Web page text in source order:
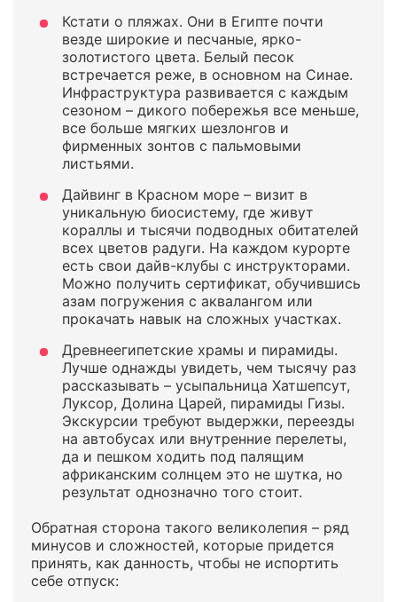
Кстати о пляжах. Они в Египте почти
везде широкие и песчаные, ярко-
золотистого цвета. Белый песок
встречается реже, в основном на Синае.
Инфраструктура развивается с каждым
сезоном – дикого побережья все меньше,
все больше мягких шезлонгов и
фирменных зонтов с пальмовыми
листьями.
Дайвинг в Красном море – визит в
уникальную биосистему, где живут
кораллы и тысячи подводных обитателей
всех цветов радуги. На каждом курорте
есть свои дайв-клубы с инструкторами.
Можно получить сертификат, обучившись
азам погружения с аквалангом или
прокачать навык на сложных участках.
Древнеегипетские храмы и пирамиды.
Лучше однажды увидеть, чем тысячу раз
рассказывать – усыпальница Хатшепсут,
Луксор, Долина Царей, пирамиды Гизы.
Экскурсии требуют выдержки, переезды
на автобусах или внутренние перелеты,
да и пешком ходить под палящим
африканским солнцем это не шутка, но
результат однозначно того стоит.
Обратная сторона такого великолепия – ряд
минусов и сложностей, которые придется
принять, как данность, чтобы не испортить
себе отпуск: